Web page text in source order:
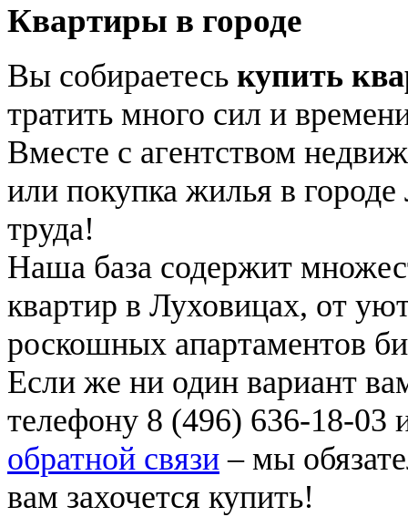
Квартиры в городе
Вы собираетесь купить
тратить много сил и
Вместе с агентством
или покупка жилья в
труда!
Наша база содержит
квартир в Луховицах, от
роскошных апартаментов
Если же ни один вариант
телефону 8 (496) 636-18-03
обратной связи – мы
вам захочется купить!